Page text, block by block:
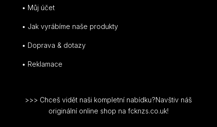
• Můj účet
• Jak vyrábíme naše produkty
• Doprava & dotazy
• Reklamace
>>> Chceš vidět naši kompletní nabídku?Navštiv náš
originální online shop na fcknzs.co.uk!